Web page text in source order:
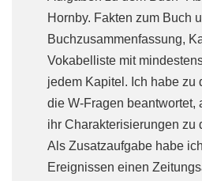
Hornby. Fakten zum Buch
Buchzusammenfassung,
Vokabelliste mit
jedem Kapitel. Ich habe zu
die W-Fragen beantwortet,
ihr Charakterisierungen zu
Als Zusatzaufgabe habe
Ereignissen einen